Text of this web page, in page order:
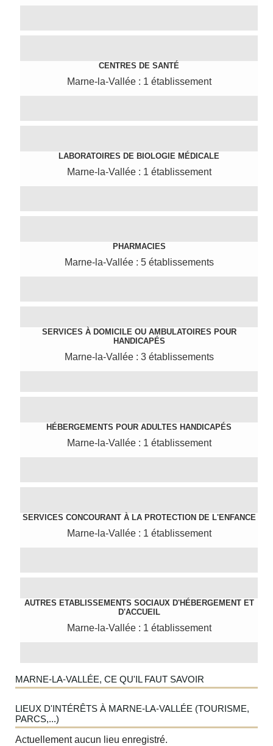
CENTRES DE SANTÉ
Marne-la-Vallée : 1 établissement
LABORATOIRES DE BIOLOGIE MÉDICALE
Marne-la-Vallée : 1 établissement
PHARMACIES
Marne-la-Vallée : 5 établissements
SERVICES À DOMICILE OU AMBULATOIRES POUR
HANDICAPÉS
Marne-la-Vallée : 3 établissements
HÉBERGEMENTS POUR ADULTES HANDICAPÉS
Marne-la-Vallée : 1 établissement
SERVICES CONCOURANT À LA PROTECTION DE L'ENFANCE
Marne-la-Vallée : 1 établissement
AUTRES ETABLISSEMENTS SOCIAUX D'HÉBERGEMENT ET
D'ACCUEIL
Marne-la-Vallée : 1 établissement
MARNE-LA-VALLÉE, CE QU'IL FAUT SAVOIR
LIEUX D'INTÉRÊTS À MARNE-LA-VALLÉE (TOURISME,
PARCS,...)
Actuellement aucun lieu enregistré.